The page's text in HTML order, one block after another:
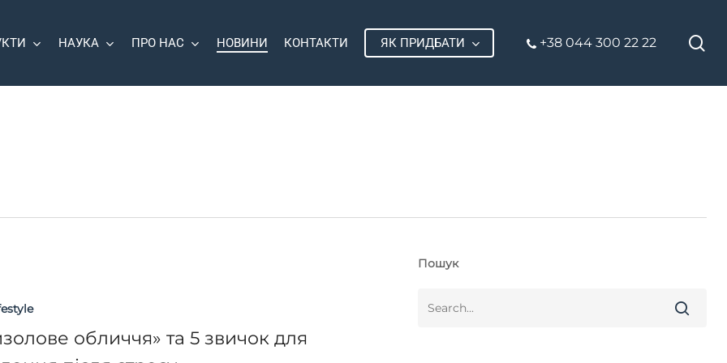
НАУКА ПРО НАС НОВИНИ КОНТАКТИ ЯК ПРИДБАТИ +38 044 300 22 22
обличчя» та 5 звичок для
Пошук